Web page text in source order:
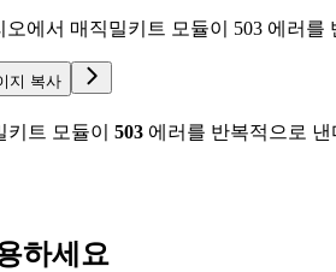
오에서 매직밀키트 모듈이 503 에러
지 복사
키트 모듈이 503 에러를 반복적으로
하세요